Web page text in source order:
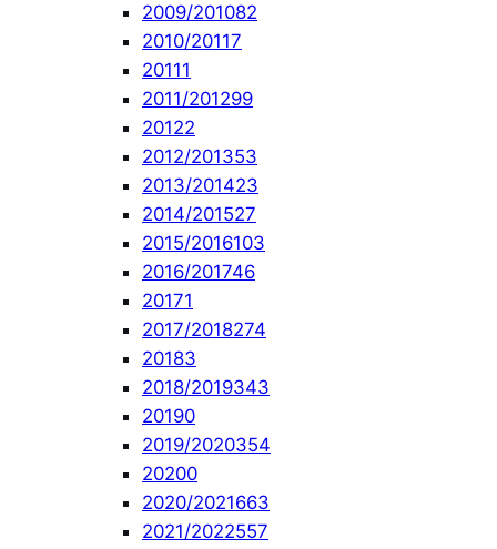
2009/201082
2010/20117
20111
2011/201299
20122
2012/201353
2013/201423
2014/201527
2015/2016103
2016/201746
20171
2017/2018274
20183
2018/2019343
20190
2019/2020354
20200
2020/2021663
2021/2022557